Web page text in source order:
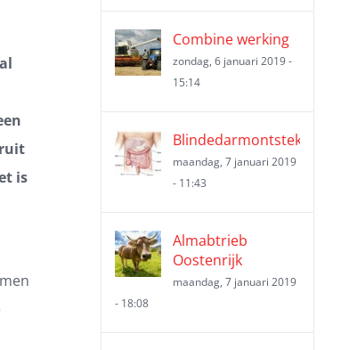
is
Combine werking
zondag, 6 januari 2019 -
15:14
Blindedarmontsteking
maandag, 7 januari 2019
- 11:43
Almabtrieb
Oostenrijk
maandag, 7 januari 2019
- 18:08